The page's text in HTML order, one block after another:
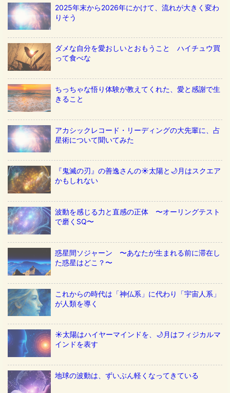
2025年末から2026年にかけて、流れが大きく変わ
りそう
ダメな自分を愛おしいとおもうこと ハイチュウ買
って食べな
ちっちゃな悟り体験が教えてくれた、愛と感謝で生
きること
アカシックレコード・リーディングの大先輩に、占
星術について聞いてみた
『鬼滅の刃』の善逸さんの☀️太陽と🌙月はスクエア
かもしれない
波動を感じる力と直感の正体 〜オーリングテスト
で磨くSQ〜
惑星間ソジャーン 〜あなたが生まれる前に滞在し
た惑星はどこ？〜
これからの時代は「神仏系」に代わり「宇宙人系」
が人類を導く
☀️太陽はハイヤーマインドを、🌙月はフィジカルマ
インドを表す
地球の波動は、ずいぶん軽くなってきている